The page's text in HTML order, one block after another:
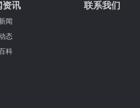
资讯
闻
态
科
联系我们